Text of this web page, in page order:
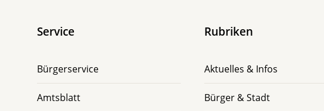
Service
Bürgerservice
Amtsblatt
Rubriken
Aktuelles & Infos
Bürger & Stadt